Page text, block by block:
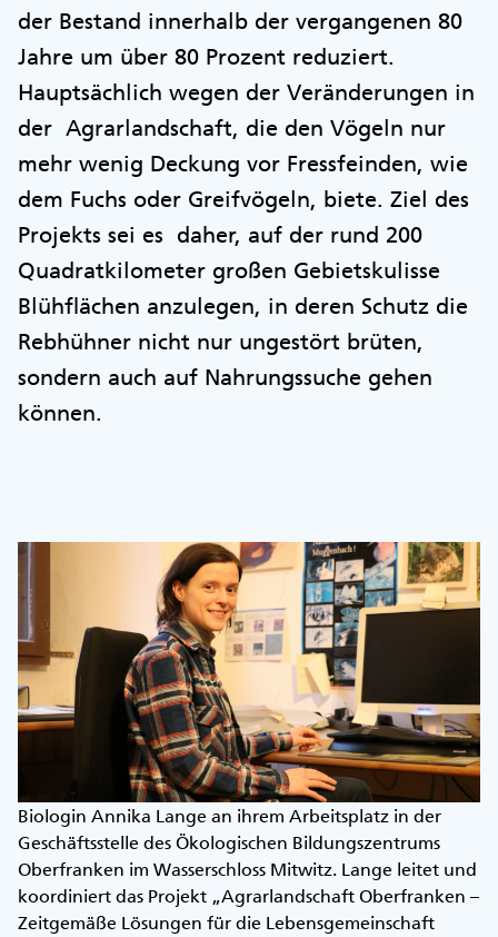
der Bestand innerhalb der vergangenen 80
Jahre um über 80 Prozent reduziert.
Hauptsächlich wegen der Veränderungen in
der Agrarlandschaft, die den Vögeln nur
mehr wenig Deckung vor Fressfeinden, wie
dem Fuchs oder Greifvögeln, biete. Ziel des
Projekts sei es daher, auf der rund 200
Quadratkilometer großen Gebietskulisse
Blühflächen anzulegen, in deren Schutz die
Rebhühner nicht nur ungestört brüten,
sondern auch auf Nahrungssuche gehen
können.
Biologin Annika Lange an ihrem Arbeitsplatz in der
Geschäftsstelle des Ökologischen Bildungszentrums
Oberfranken im Wasserschloss Mitwitz. Lange leitet und
koordiniert das Projekt „Agrarlandschaft Oberfranken –
Zeitgemäße Lösungen für die Lebensgemeinschaft